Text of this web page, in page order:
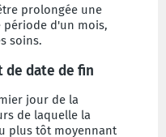
prolongée une
d'un mois,
soins.
de date de fin
jour de la
de laquelle la
plus tôt moyennant